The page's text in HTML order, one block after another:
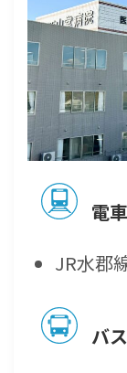
電
JR水郡
バ